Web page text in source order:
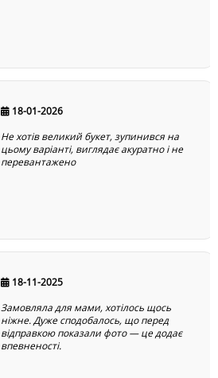
18-01-2026
Не хотів великий букет, зупинився на
цьому варіанті, виглядає акуратно і не
перевантажено
18-11-2025
Замовляла для мами, хотілось щось
ніжне. Дуже сподобалось, що перед
відправкою показали фото — це додає
впевненості.